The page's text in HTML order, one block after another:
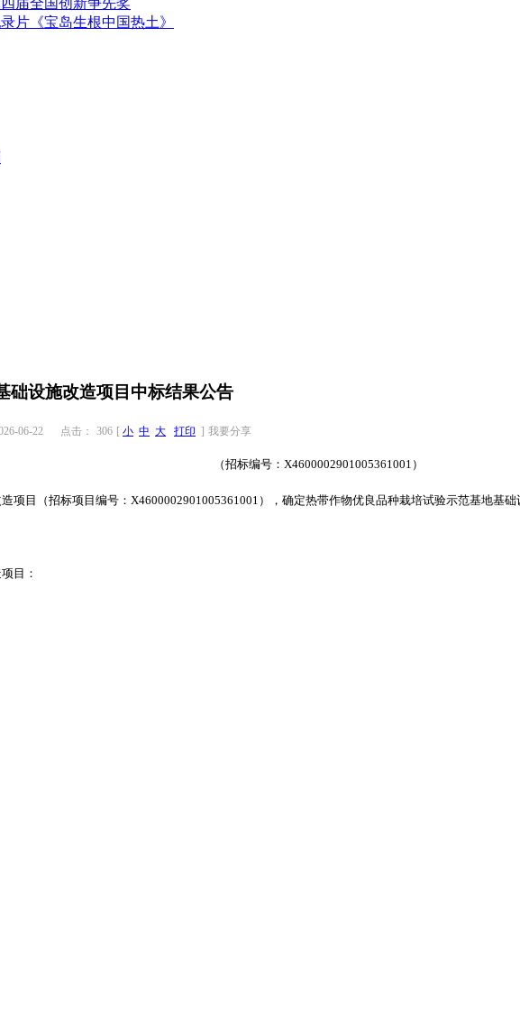
《宝岛生根中国热土》
础设施改造项目中标结果公告
06-22 点击： 306 [ 小 中 大 打印 ] 我要分享
（招标编号： X4600002901005361001 ）
项目（招标项目编号： X4600002901005361001 ），确定热带作物优良品种栽培试验示范基地基础
目：